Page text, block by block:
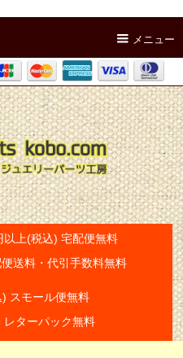
メニュー
上(税込) 宅配便無料
送料・代引手数料無料
スモール便無料
ターパック無料